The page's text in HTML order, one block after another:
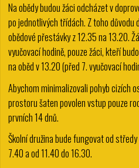
Na obědy budou žáci odcházet v
po jednotlivých třídách. Z toho důvodu
obědové přestávky z 12.35 na 13.20.
vyučovací hodině, pouze žáci, kteří
na oběd v 13.20 (před 7. vyučovací
Abychom minimalizovali pohyb cizích
prostoru šaten povolen vstup pouze
prvních 14 dnů.
Školní družina bude fungovat od
7.40 a od 11.40 do 16.30.